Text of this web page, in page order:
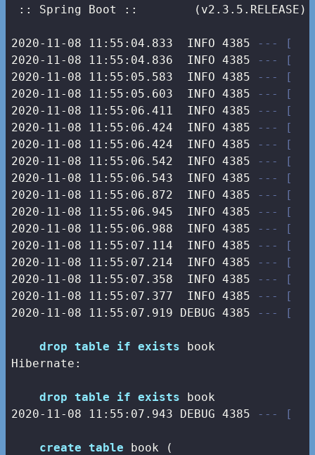
:: Spring Boot ::        (v2.3.5.RELEASE)
2020-11-08 11:55:04.833  INFO 4385 --- [
2020-11-08 11:55:04.836  INFO 4385 --- [
2020-11-08 11:55:05.583  INFO 4385 --- [
2020-11-08 11:55:05.603  INFO 4385 --- [
2020-11-08 11:55:06.411  INFO 4385 --- [
2020-11-08 11:55:06.424  INFO 4385 --- [
2020-11-08 11:55:06.424  INFO 4385 --- [
2020-11-08 11:55:06.542  INFO 4385 --- [
2020-11-08 11:55:06.543  INFO 4385 --- [
2020-11-08 11:55:06.872  INFO 4385 --- [
2020-11-08 11:55:06.945  INFO 4385 --- [
2020-11-08 11:55:06.988  INFO 4385 --- [
2020-11-08 11:55:07.114  INFO 4385 --- [
2020-11-08 11:55:07.214  INFO 4385 --- [
2020-11-08 11:55:07.358  INFO 4385 --- [
2020-11-08 11:55:07.377  INFO 4385 --- [
2020-11-08 11:55:07.919 DEBUG 4385 --- [
drop table if exists book
Hibernate:
drop table if exists
2020-11 -08 11 : 55 : 07.943 DEBUG 4385 --- [
create table book (